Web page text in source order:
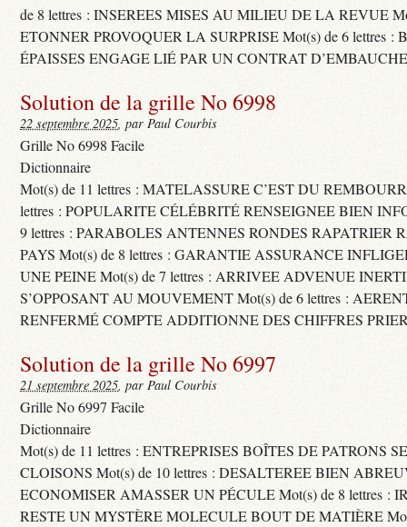
de 8 lettres : INSEREES MISES AU MILIEU DE LA REVUE
ETONNER PROVOQUER LA SURPRISE Mot(s) de 6 lettres :
ÉPAISSES ENGAGE LIÉ PAR UN CONTRAT
Solution de la grille No 6998
22 septembre 2025, par Paul Courbis
Grille No 6998 Facile
Dictionnaire
Mot(s) de 11 lettres : MATELASSURE C’EST DU
lettres : POPULARITE CÉLÉBRITÉ RENSEIGNEE BIEN
9 lettres : PARABOLES ANTENNES RONDES RAPATRIER
PAYS Mot(s) de 8 lettres : GARANTIE ASSURANCE
UNE PEINE Mot(s) de 7 lettres : ARRIVEE ADVENUE
S’OPPOSANT AU MOUVEMENT Mot(s) de 6 lettres :
RENFERMÉ COMPTE ADDITIONNE DES CHIFFRES
Solution de la grille No 6997
21 septembre 2025, par Paul Courbis
Grille No 6997 Facile
Dictionnaire
Mot(s) de 11 lettres : ENTREPRISES BOÎTES DE PATRONS
CLOISONS Mot(s) de 10 lettres : DESALTEREE BIEN
ECONOMISER AMASSER UN PÉCULE Mot(s) de 8 lettres :
RESTE UN MYSTÈRE MOLECULE BOUT DE MATIÈRE